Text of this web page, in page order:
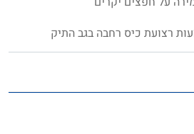
רצועת כיס רחבה בגב התיק